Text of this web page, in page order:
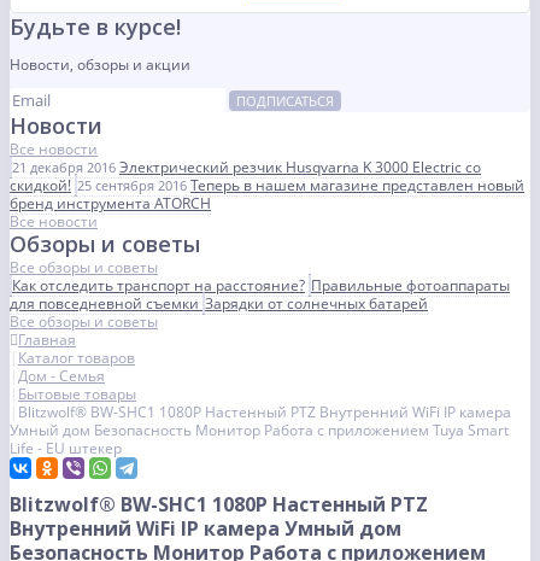
Будьте в курсе!
Новости, обзоры и акции
ПОДПИСАТЬСЯ
Новости
Все новости
21 декабря 2016 Электрический резчик Husqvarna K 3000 Electric со
скидкой! 25 сентября 2016 Теперь в нашем магазине представлен новый
бренд инструмента ATORCH
Все новости
Обзоры и советы
Все обзоры и советы
Как отследить транспорт на расстояние? Правильные фотоаппараты
для повседневной съемкиЗарядки от солнечных батарей
Все обзоры и советы
Главная
Каталог товаров
Дом - Семья
Бытовые товары
Blitzwolf® BW-SHC1 1080P Настенный PTZ Внутренний WiFi IP камера
Умный дом Безопасность Монитор Работа с приложением Tuya Smart
Life - EU штекер
Blitzwolf® BW-SHC1 1080P Настенный PTZ
Внутренний WiFi IP камера Умный дом
Безопасность Монитор Работа с приложением